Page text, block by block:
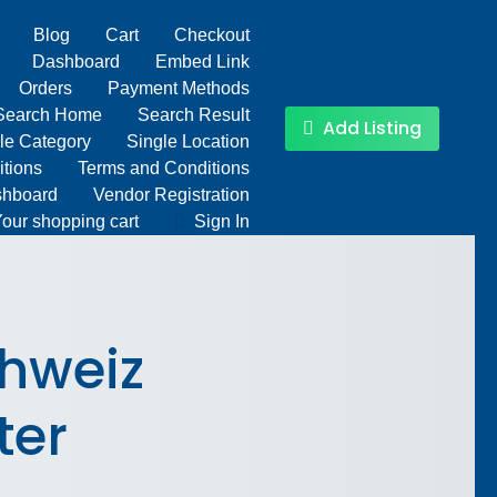
Blog Cart
Checkout
Dashboard
Embed Link
Orders
Payment Methods
Home
Search Result
Category
Single Location
Terms and Conditions
Vendor Registration
shopping cart
Sign In
Add Listing